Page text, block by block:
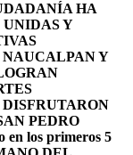
HA
Y
Y
DISFRUTARON
PEDRO
en los primeros 5